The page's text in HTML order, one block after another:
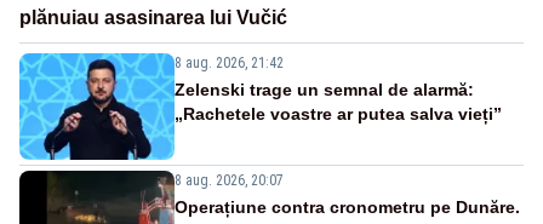
plănuiau asasinarea lui Vučić
8 aug. 2026, 21:42
Zelenski trage un semnal de alarmă:
„Rachetele voastre ar putea salva vieți”
8 aug. 2026, 20:07
Operațiune contra cronometru pe Dunăre.